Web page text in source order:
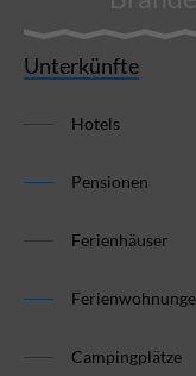
Unterkünfte
Hotels
Pensionen
Ferienhäuser
Campingplätze